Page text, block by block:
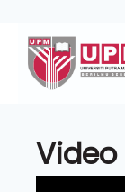
Video